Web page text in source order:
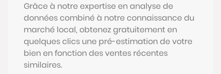
Grâce à notre expertise en analyse de
données combiné à notre connaissance du
marché local, obtenez gratuitement en
quelques clics une pré-estimation de votre
bien en fonction des ventes récentes
similaires.